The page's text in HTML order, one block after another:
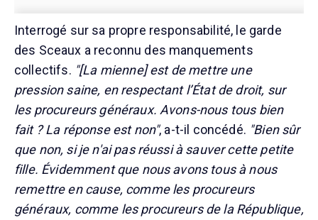
Interrogé sur sa propre responsabilité, le garde
des Sceaux a reconnu des manquements
collectifs. "[La mienne] est de mettre une
pression saine, en respectant l’État de droit, sur
les procureurs généraux. Avons-nous tous bien
fait ? La réponse est non", a-t-il concédé. "Bien sûr
que non, si je n'ai pas réussi à sauver cette petite
fille. Évidemment que nous avons tous à nous
remettre en cause, comme les procureurs
généraux, comme les procureurs de la République,